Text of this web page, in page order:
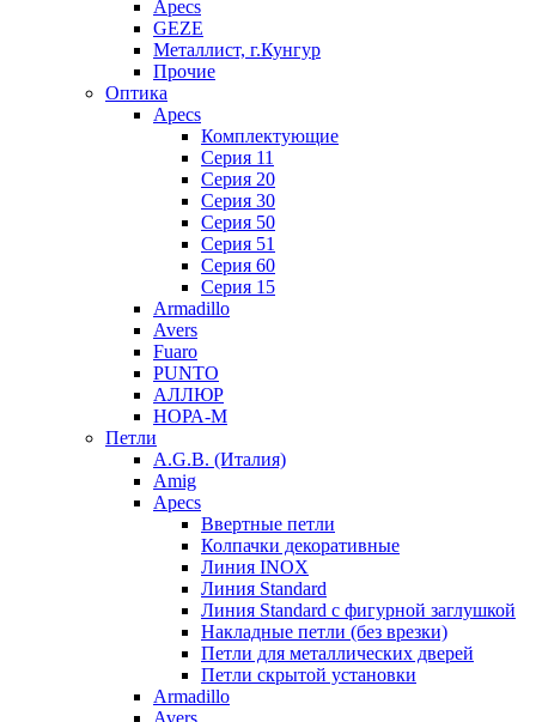
Apecs
GEZE
Металлист, г.Кунгур
Прочие
Оптика
Apecs
Комплектующие
Серия 11
Серия 20
Серия 30
Серия 50
Серия 51
Серия 60
Серия 15
Armadillo
Avers
Fuaro
PUNTO
АЛЛЮР
НОРА-М
Петли
A.G.B. (Италия)
Amig
Apecs
Ввертные петли
Колпачки декоративные
Линия INOX
Линия Standard
Линия Standard с фигурной заглушкой
Накладные петли (без врезки)
Петли для металлических дверей
Петли скрытой установки
Armadillo
Avers